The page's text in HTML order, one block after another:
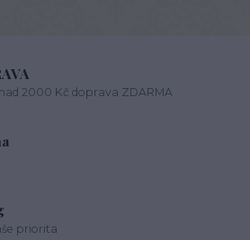
2000 Kč doprava ZDARMA
priorita